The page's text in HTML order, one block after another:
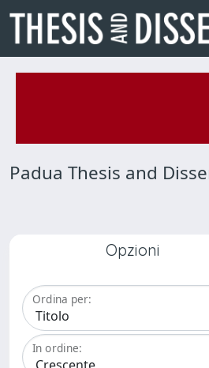
Padua Thesis and
Opzioni
Ordina per:
In ordine: